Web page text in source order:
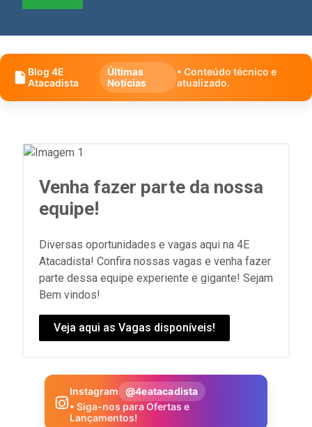
Blog 4E
Atacadista
Últimas
Notícias
• Conteúdo técnico e
atualizado.
Venha fazer parte da nossa
equipe!
Diversas oportunidades e vagas aqui na 4E
Atacadista! Confira nossas vagas e venha fazer
parte dessa equipe experiente e gigante! Sejam
Bem vindos!
Veja aqui as Vagas disponíveis!
Instagram
@4eatacadista
• Siga-nos para Ofertas e
Lançamentos!